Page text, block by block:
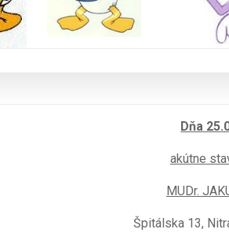
Dňa 25
akútne
MUDr.
Špitálska 13,